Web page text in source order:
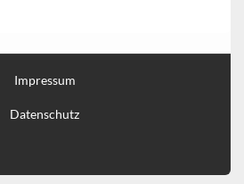
Impressum
Datenschutz